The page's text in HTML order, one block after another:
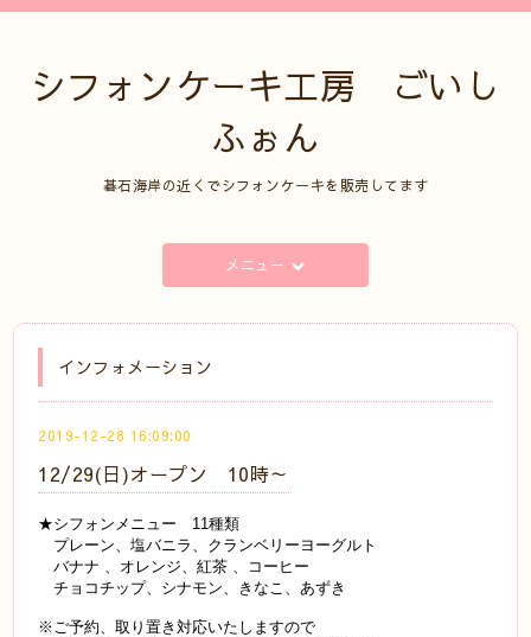
シフォンケーキ工房 ごいし
ふぉん
碁石海岸の近くでシフォンケーキを販売してます
メニュー
インフォメーション
2019-12-28 16:09:00
12/29(日)オープン 10時～
★シフォンメニュー 11種類
プレーン、塩バニラ、クランベリーヨーグルト
バナナ 、オレンジ、紅茶 、コーヒー
チョコチップ、シナモン、きなこ、あずき
※ご予約、取り置き対応いたしますので